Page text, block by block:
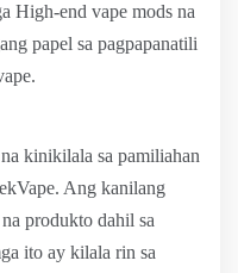
High-end vape mods na
papel sa pagpapanatili
kinikilala sa pamiliahan
Ang kanilang
produkto dahil sa
ito ay kilala rin sa